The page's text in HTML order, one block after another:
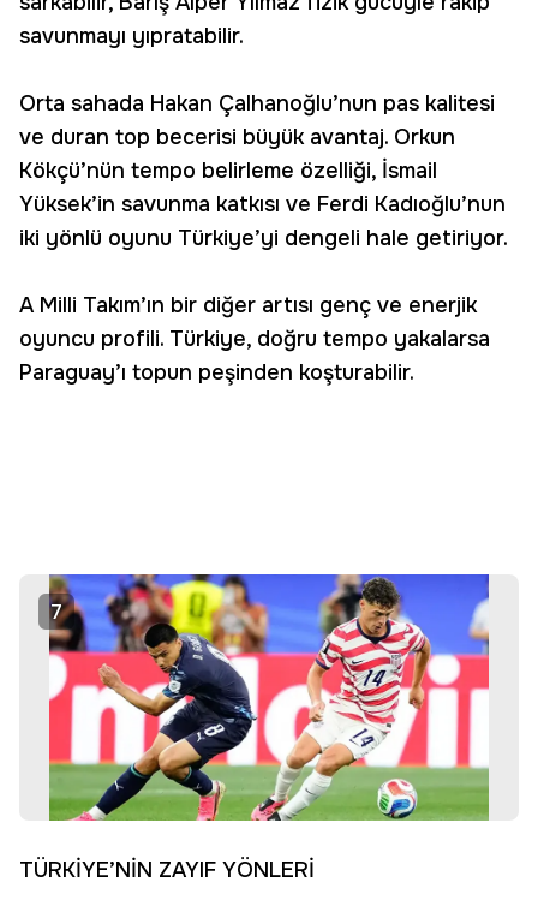
savunmayı yıpratabilir.
Orta sahada Hakan Çalhanoğlu’nun pas kalitesi
ve duran top becerisi büyük avantaj. Orkun
Kökçü’nün tempo belirleme özelliği, İsmail
Yüksek’in savunma katkısı ve Ferdi Kadıoğlu’nun
iki yönlü oyunu Türkiye’yi dengeli hale getiriyor.
A Milli Takım’ın bir diğer artısı genç ve enerjik
oyuncu profili. Türkiye, doğru tempo yakalarsa
Paraguay’ı topun peşinden koşturabilir.
7
TÜRKİYE’NİN ZAYIF YÖNLERİ